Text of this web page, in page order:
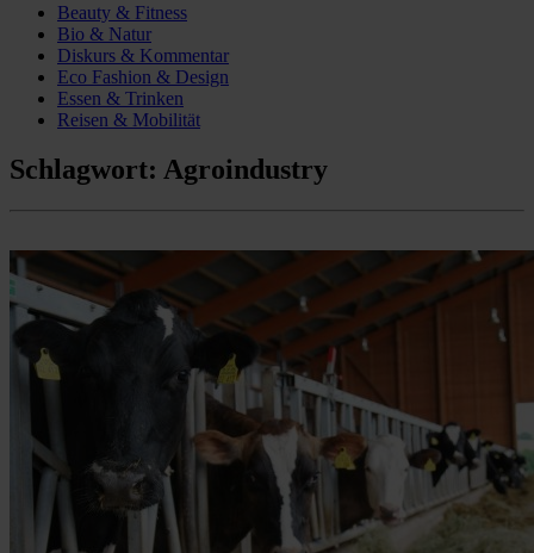
Beauty & Fitness
Bio & Natur
Diskurs & Kommentar
Eco Fashion & Design
Essen & Trinken
Reisen & Mobilität
Schlagwort: Agroindustry